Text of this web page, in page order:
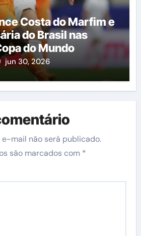
Costa do Marfim e
do Brasil nas
do Mundo
jun 30, 2026
mail não será publicado.
são marcados com *